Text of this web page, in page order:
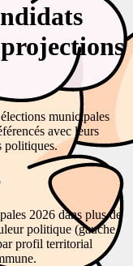
municipales
avec leurs
politiques.
2026 dans plus de
politique (gauche,
profil territorial